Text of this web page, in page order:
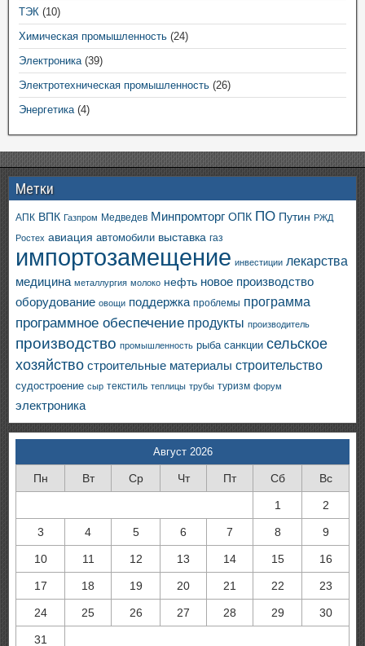
ТЭК (10)
Химическая промышленность (24)
Электроника(39)
Электротехническая промышленность (26)
Энергетика(4)
Метки
АПК ВПК Газпром Медведев Минпромторг ОПК ПО Путин РЖД
Ростех авиация автомобили выставка газ
импортозамещение инвестиции лекарства
медицина металлургия молоко нефть новое производство
оборудование овощи поддержка проблемы программа
программное обеспечение продукты производитель
производство промышленность рыба санкции сельское
хозяйство строительные материалы строительство
судостроение сыр текстиль теплицы трубы туризм форум
электроника
Август 2026
Пн Вт Ср Чт Пт Сб Вс
1 2
3 4 5 6 7 8 9
10 11 12 13 14 15 16
17 18 19 20 21 22 23
24 25 26 27 28 29 30
31